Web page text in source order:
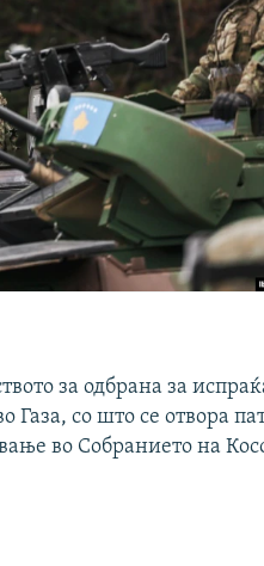
за одбрана за
со што се отвора
во Собранието на